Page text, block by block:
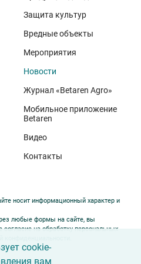
«Щёлково
логично включить в
произведённые с
советского учёного И.
нетравмирующую
изобретатель
и сохранение в
Но почему это так
свойства
жизнеспособности. Как
семена с высокой силой
воздействию
внешней среды. Всходы,
Защита культур
Вредные объекты
Мероприятия
Новости
Журнал «Betaren Agro»
Мобильное приложение
Betaren
Видео
Контакты
носит информационный характер и
любые формы на сайте, вы
на обработку персональных
cookie-
вам